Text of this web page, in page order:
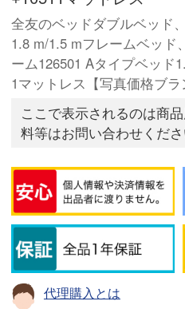
全友のベッドダブルベッド
1.8 m/1.5 mフレームベッド
ーム126501 Aタイプベッド
1マットレス【写真価格ブ
ここで表示されるのは商
料等はお問い合わせくだ
代理購入とは